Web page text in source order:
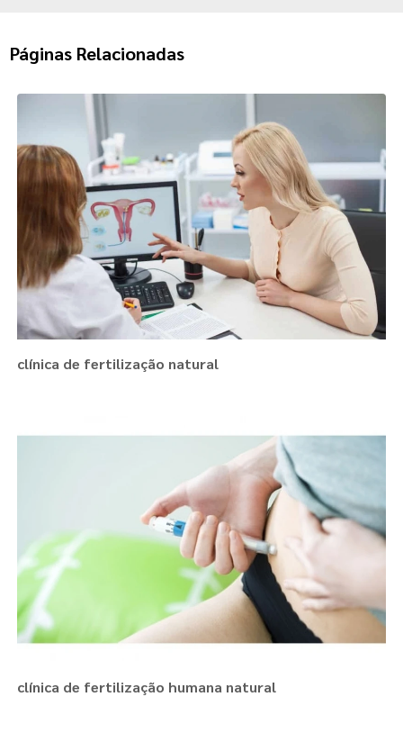
Páginas Relacionadas
clínica de fertilização natural
clínica de fertilização humana natural